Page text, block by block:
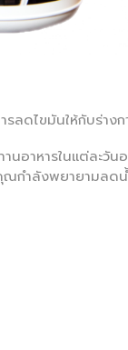
ลดไขมันให้กับร่างก
นอาหารในแต่ละวั
กำลังพยายามลด